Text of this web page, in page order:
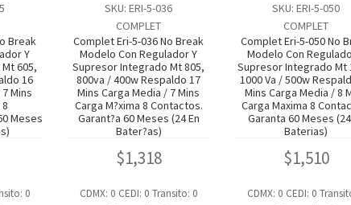
Break
Y
605,
16
Mins
Meses
0
SKU: ERI-5-036
COMPLET
Complet Eri-5-036 No Break
Modelo Con Regulador Y
Supresor Integrado Mt 805,
800va / 400w Respaldo 17
Mins Carga Media / 7 Mins
Carga M?xima 8 Contactos.
Garant?a 60 Meses (24 En
Bater?as)
$1,318
CDMX: 0 CEDI: 0 Transito: 0
SKU: ERI-5-050
COMPLET
Complet Eri-5-050 No
Modelo Con
Supresor Integrado Mt
1000 Va / 500w
Mins Carga Media / 8
Carga Maxima 8
Garanta 60 Meses
Baterias)
$1,510
CDMX: 0 CEDI: 0